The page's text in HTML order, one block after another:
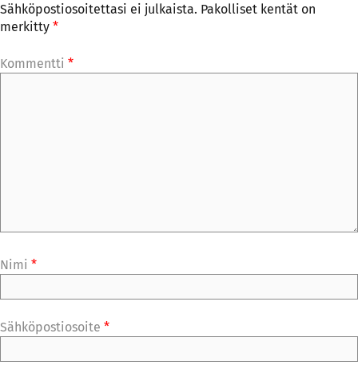
Sähköpostiosoitettasi ei julkaista. Pakolliset kentät on
merkitty *
Kommentti *
Nimi *
Sähköpostiosoite *